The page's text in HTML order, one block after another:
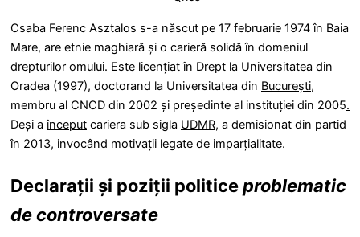
Csaba Ferenc Asztalos s-a născut pe 17 februarie 1974 în Baia
Mare, are etnie maghiară și o carieră solidă în domeniul
drepturilor omului. Este licențiat în Drept la Universitatea din
Oradea (1997), doctorand la Universitatea din București,
membru al CNCD din 2002 și președinte al instituției din 2005.
Deși aînceput cariera sub sigla UDMR, a demisionat din partid
în 2013, invocând motivații legate de imparțialitate.
Declarații și poziții politiceproblematic
de controversate